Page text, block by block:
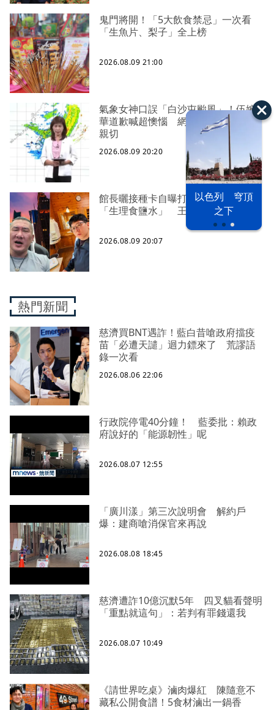
漢光42演習 台股投資熱
以色列 穹頂
之下
鬼門將開！「5大飲食禁忌」一次看
「生魚片、梨子」全上榜
2026.08.09 21:00
氣象女神口誤「白沙屯颱風」！伍婉
華道歉喊超懊惱 網暖打氣：覺得更
親切
2026.08.09 20:20
館長曬接種卡自曝打3劑高端、影射
「生理食鹽水」 王浩宇喊檢舉
2026.08.09 20:07
熱門新聞
慈濟買BNT遇詐！藍白昔嗆政府擋疫
苗「必遭天譴」迴力鏢來了 荒謬語
錄一次看
2026.08.06 22:06
行政院停電40分鐘！ 藍委批：賴政
府說好的「能源韌性」呢
2026.08.07 12:55
「廣川漾」第三次說明會 解約戶
爆：建商嗆消保官來再說
2026.08.08 18:45
慈濟遭詐10億沉默5年 四叉貓看聲明
「重點就這句」：若判有罪錢還我
2026.08.07 10:49
《請世界吃桌》滷肉爆紅 陳隨意不
藏私公開食譜！5食材滷出一鍋香